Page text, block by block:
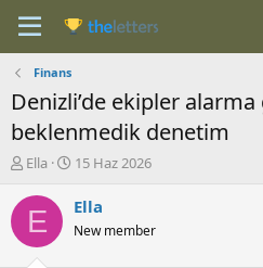
Finans
Denizli’de ekipler
beklenmedik denetim
K
n
b
u
Ella
B
ş
a
15 Haz 2026
E Ella
New member